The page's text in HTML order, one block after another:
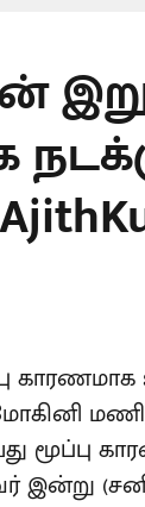
காரணமாக
மோகினி
மூப்பு
இன்று